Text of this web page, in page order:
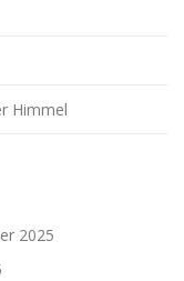
Himmel
2025